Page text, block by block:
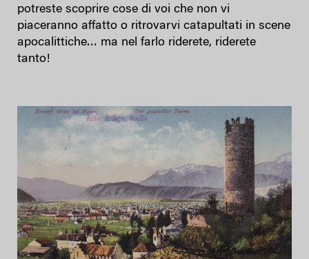
potreste scoprire cose di voi che non vi
piaceranno affatto o ritrovarvi catapultati in scene
apocalittiche… ma nel farlo riderete, riderete
tanto!